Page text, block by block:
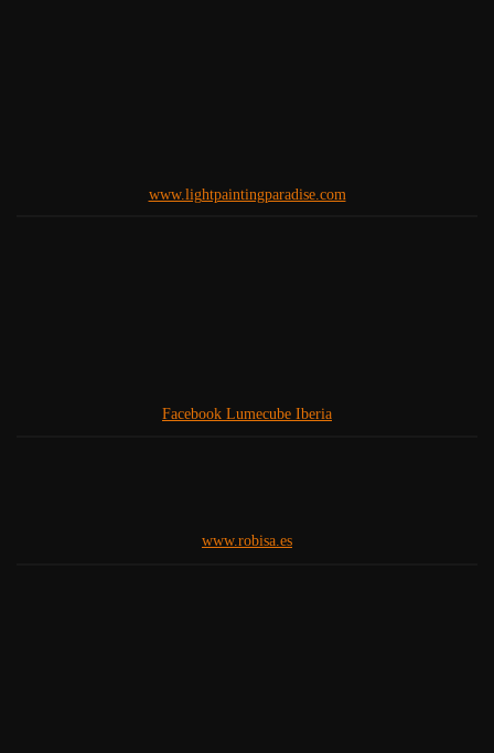
www.lightpaintingparadise.com
Facebook Lumecube Iberia
www.robisa.es